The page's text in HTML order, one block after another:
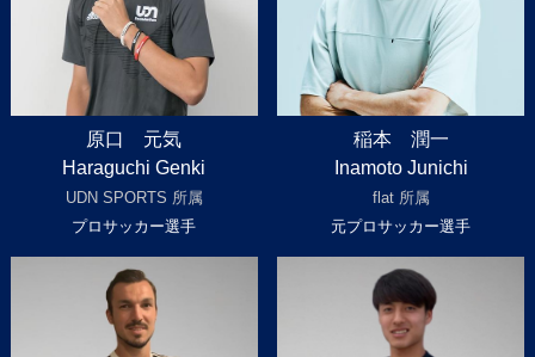
原口 元気
Haraguchi Genki
UDN SPORTS 所属
プロサッカー選手
稲本 潤一
Inamoto Junichi
flat 所属
元プロサッカー選手